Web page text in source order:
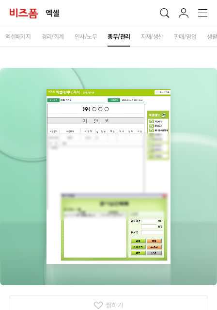
엑셀
엑셀패키지 경리/회계 인사/노무 총무/관리 자재/생산 판매/영업 생
찜하기